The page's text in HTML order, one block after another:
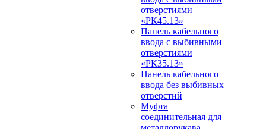
отверстиями
«РК45.13»
Панель кабельного
ввода с выбивными
отверстиями
«РК35.13»
Панель кабельного
ввода без выбивных
отверстий
Муфта
соединительная для